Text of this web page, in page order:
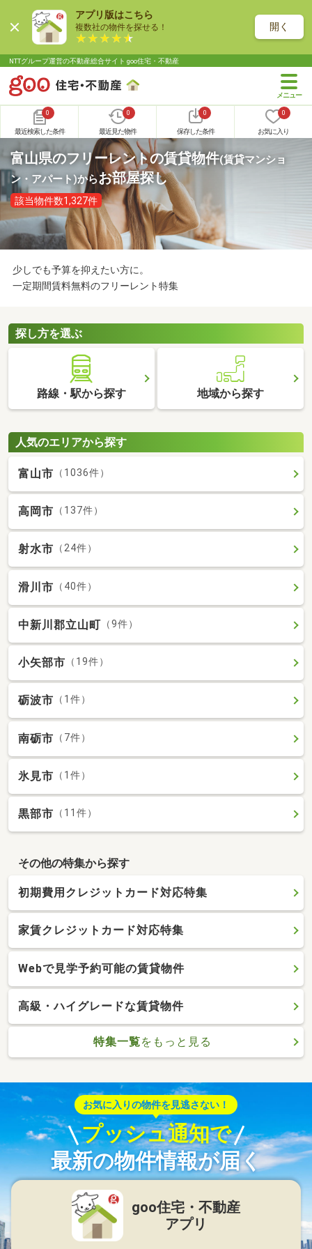
アプリ版はこちら
複数社の物件を探せる！ 開く
NTTグループ運営の不動産総合サイト goo住宅・不動産
0
最近検索した条件
0
最近見た物件
0
保存した条件
0
お気に入り
富山県のフリーレントの賃貸物件(賃貸マンショ
ン・アパート)からお部屋探し
該当物件数1,327件
少しでも予算を抑えたい方に。
一定期間賃料無料のフリーレント特集
探し方を選ぶ
路線・駅から探す 地域から探す
人気のエリアから探す
富山市 （1036件）
高岡市 （137件）
射水市 （24件）
滑川市 （40件）
中新川郡立山町 （9件）
小矢部市 （19件）
砺波市 （1件）
南砺市 （7件）
氷見市 （1件）
黒部市 （11件）
その他の特集から探す
初期費用クレジットカード対応特集
家賃クレジットカード対応特集
Webで見学予約可能の賃貸物件
高級・ハイグレードな賃貸物件
特集一覧をもっと見る
お気に入りの物件を見逃さない！
プッシュ通知で
最新の物件情報が届く
goo住宅・不動産
アプリ